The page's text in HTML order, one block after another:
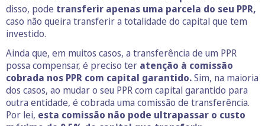
disso, pode transferir apenas uma parcela do seu PPR,
caso não queira transferir a totalidade do capital que tem
investido.
Ainda que, em muitos casos, a transferência de um PPR
possa compensar, é preciso ter atenção à comissão
cobrada nos PPR com capital garantido.Sim, na maioria
dos casos, ao mudar o seu PPR com capital garantido para
outra entidade, é cobrada uma comissão de transferência.
Por lei, esta comissão não pode ultrapassar o custo